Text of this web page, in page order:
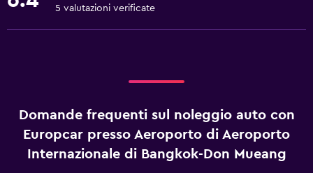
5 valutazioni verificate
Domande frequenti sul noleggio auto con
Europcar presso Aeroporto di Aeroporto
Internazionale di Bangkok-Don Mueang